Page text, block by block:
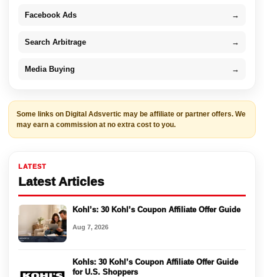
Facebook Ads →
Search Arbitrage →
Media Buying →
Some links on Digital Adsvertic may be affiliate or partner offers. We
may earn a commission at no extra cost to you.
LATEST
Latest Articles
Kohl’s: 30 Kohl’s Coupon Affiliate Offer Guide
Aug 7, 2026
Kohls: 30 Kohl’s Coupon Affiliate Offer Guide
for U.S. Shoppers